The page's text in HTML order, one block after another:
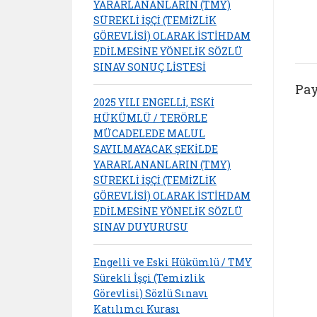
YARARLANANLARIN (TMY)
SÜREKLİ İŞÇİ (TEMİZLİK
GÖREVLİSİ) OLARAK İSTİHDAM
EDİLMESİNE YÖNELİK SÖZLÜ
SINAV SONUÇ LİSTESİ
2025 YILI ENGELLİ, ESKİ
HÜKÜMLÜ / TERÖRLE
MÜCADELEDE MALUL
SAYILMAYACAK ŞEKİLDE
YARARLANANLARIN (TMY)
SÜREKLİ İŞÇİ (TEMİZLİK
GÖREVLİSİ) OLARAK İSTİHDAM
EDİLMESİNE YÖNELİK SÖZLÜ
SINAV DUYURUSU
Engelli ve Eski Hükümlü / TMY
Sürekli İşçi (Temizlik
Görevlisi) Sözlü Sınavı
Katılımcı Kurası